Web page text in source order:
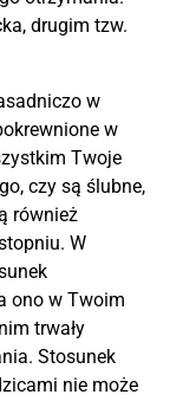
drugim tzw.
w
w
Twoje
czy są ślubne,
również
W
ono w Twoim
trwały
Stosunek
nie może